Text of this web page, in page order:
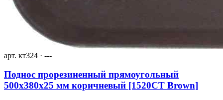
арт. кт324 · ---
Поднос прорезиненный прямоугольный
500х380х25 мм коричневый [1520CT Brown]